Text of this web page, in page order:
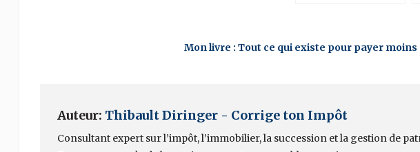
Mon livre : Tout ce qui existe pour payer moins
Auteur: Thibault Diringer - Corrige ton Impôt
Consultant expert sur l’impôt, l’immobilier, la succession et la gestion de